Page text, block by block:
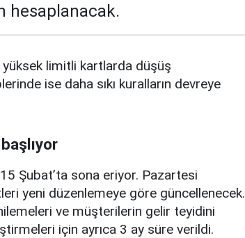
hesaplanacak.
limitli kartlarda düşüş
ise daha sıkı kuralların devreye
15 Şubat’ta sona eriyor. Pazartesi
yeni düzenlemeye göre güncellenecek.
ve müşterilerin gelir teyidini
için ayrıca 3 ay süre verildi.